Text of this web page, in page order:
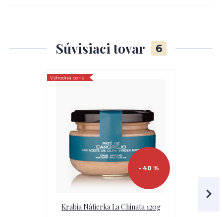
Súvisiaci tovar 6
Výhodná cena
- 40 %
Krabia Nátierka La Chinata 120g